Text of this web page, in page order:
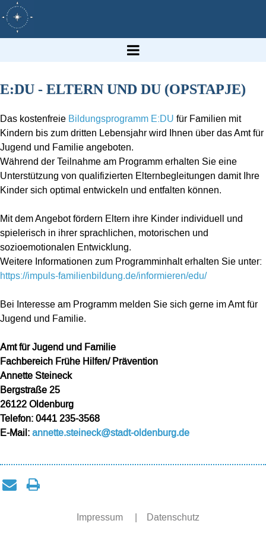
E:DU - ELTERN UND DU (OPSTAPJE)
Das kostenfreie Bildungsprogramm E:DU für Familien mit
Kindern bis zum dritten Lebensjahr wird Ihnen über das Amt für
Jugend und Familie angeboten.
Während der Teilnahme am Programm erhalten Sie eine
Unterstützung von qualifizierten Elternbegleitungen damit Ihre
Kinder sich optimal entwickeln und entfalten können.
Mit dem Angebot fördern Eltern ihre Kinder individuell und
spielerisch in ihrer sprachlichen, motorischen und
sozioemotionalen Entwicklung.
Weitere Informationen zum Programminhalt erhalten Sie unter:
https://impuls-familienbildung.de/informieren/edu/
Bei Interesse am Programm melden Sie sich gerne im Amt für
Jugend und Familie.
Amt für Jugend und Familie
Fachbereich Frühe Hilfen/ Prävention
Annette Steineck
Bergstraße 25
26122 Oldenburg
Telefon: 0441 235-3568
E-Mail:annette.steineck@stadt-oldenburg.de
Impressum | Datenschutz